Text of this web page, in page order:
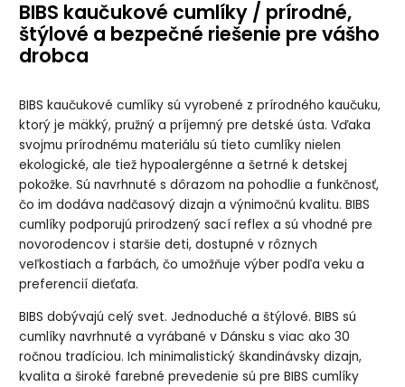
prírodného
kaučuku 2ks,
veľkosť 2
prírodného
kaučuku 2ks,
veľkosť 1
prírodného
kaučuku 2ks,
veľkosť 2
prírodného
kaučuku 2ks,
veľkosť 1
cumlík z
prírodného
kaučuku 2ks,
veľkosť 2
cumlík z
prírodného
kaučuku 2ks,
veľkosť 1
cumlík z
prírodného
kaučuku 2ks,
veľkosť 2
h cumlík z
prírodného
kaučuku 2ks,
veľkosť 1
BIBS Boheme
Woodchuck/Blus
h cumlík z
prírodného
kaučuku 2ks,
veľkosť 2
BIBS Boheme
nočný
Blush/Vanilla
cumlík z
prírodného
kaučuku 2ks,
veľkosť 1
BIBS Boheme
Blush/Vanilla
cumlík z
prírodného
kaučuku 2ks,
veľkosť 2
BIBS Boheme
nočný
Sage/Cloud
cumlík z
prírodného
kaučuku 2ks,
veľkosť 1
BIBS Boheme
Sage/Cloud
cumlík z
prírodného
kaučuku 2ks,
veľkosť 2
BIBS kaučukové cumlíky / prírodné,
štýlové a bezpečné riešenie pre vášho
drobca
BIBS kaučukové cumlíky sú vyrobené z prírodného kaučuku,
ktorý je mäkký, pružný a príjemný pre detské ústa. Vďaka
svojmu prírodnému materiálu sú tieto cumlíky nielen
ekologické, ale tiež hypoalergénne a šetrné k detskej
pokožke. Sú navrhnuté s dôrazom na pohodlie a funkčnosť,
čo im dodáva nadčasový dizajn a výnimočnú kvalitu. BIBS
cumlíky podporujú prirodzený sací reflex a sú vhodné pre
novorodencov i staršie deti, dostupné v rôznych
veľkostiach a farbách, čo umožňuje výber podľa veku a
preferencií dieťaťa.
BIBS dobývajú celý svet. Jednoduché a štýlové. BIBS sú
cumlíky navrhnuté a vyrábané v Dánsku s viac ako 30
ročnou tradíciou. Ich minimalistický škandinávsky dizajn,
kvalita a široké farebné prevedenie sú pre BIBS cumlíky